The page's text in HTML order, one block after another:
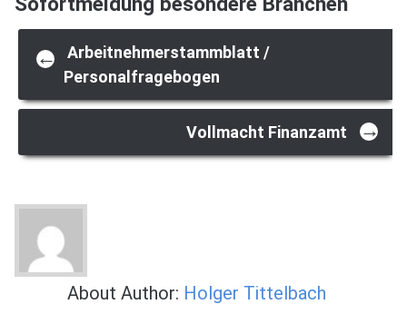
Post
navigation
←
Arbeitnehmerstammblatt /
Personalfragebogen
Vollmacht Finanzamt →
About Author: Holger Tittelbach